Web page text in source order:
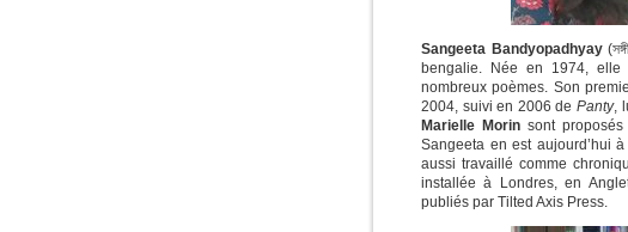
Sangeeta Bandyopadhyay
bengalie. Née en 1974,
nombreux poèmes. Son
2004, suivi en 2006 de Panty,
Marielle Morinsont
Sangeeta en est aujourd’hui
aussi travaillé comme
installée à Londres, en
publiés par Tilted Axis Press.